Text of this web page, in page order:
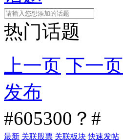
热门话题
上一页 下一页
发布
#605300？#
最新 关联股票 关联板块 快速发帖